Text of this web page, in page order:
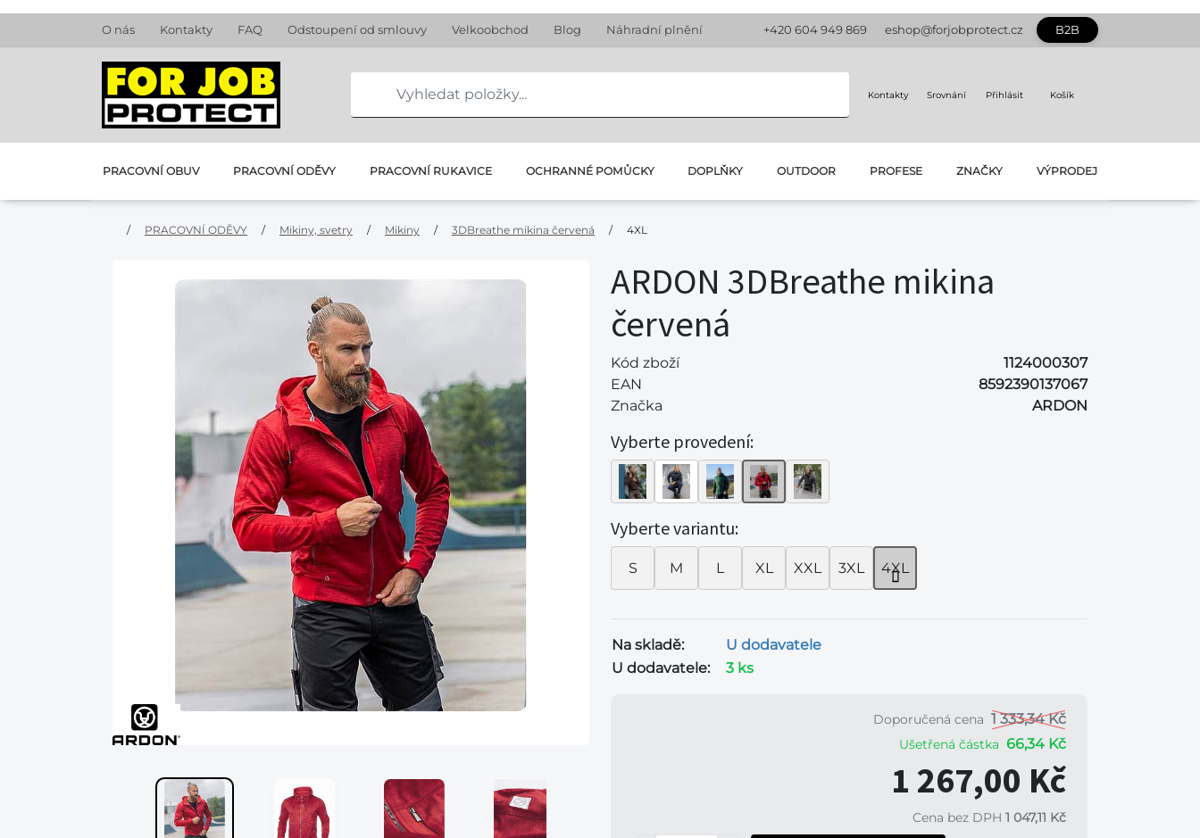
O nás Kontakty FAQ Odstoupení od smlouvy Velkoobchod Blog Náhradní plnění +420 604 949 869 eshop@forjobprotect.cz B2B
Kontakty Srovnání Přihlásit Košík
PRACOVNÍ OBUV PRACOVNÍ ODĚVY PRACOVNÍ RUKAVICE OCHRANNÉ POMŮCKY DOPLŇKY OUTDOOR PROFESE ZNAČKY VÝPRODEJ
/ PRACOVNÍ ODĚVY / Mikiny, svetry / Mikiny / 3DBreathe mikina červená / 4XL
ARDON 3DBreathe mikina
červená
Kód zboží
1124000307
EAN
8592390137067
Značka
ARDON
Vyberte provedení:
Vyberte variantu:
S M L XL XXL 3XL 4XL
Na skladě:
U dodavatele
U dodavatele:
3 ks
Doporučená cena 1 333,34 Kč
Ušetřená částka 66,34 Kč
1 267,00 Kč
Cena bez DPH 1 047,11 Kč